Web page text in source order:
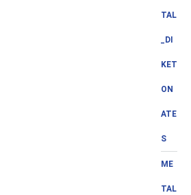
TAL
_DI
KET
ON
ATE
S
ME
TAL